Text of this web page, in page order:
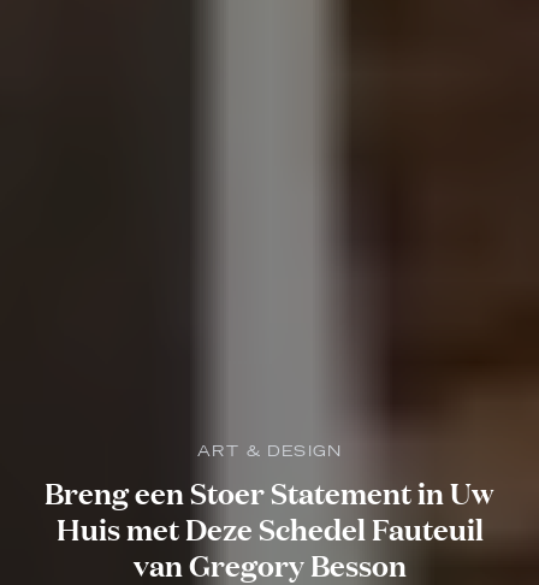
ART & DESIGN
Breng een Stoer Statement in Uw
Huis met Deze Schedel Fauteuil
van Gregory Besson